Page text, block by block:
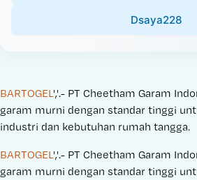
Dsaya228
BARTOGEL','.- PT Cheetham Garam
garam murni dengan standar tinggi
industri dan kebutuhan rumah tangga.
BARTOGEL','.- PT Cheetham Garam
garam murni dengan standar tinggi